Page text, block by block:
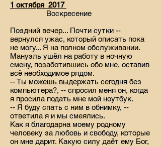
1 октября 2017
Воскресение
Поздний вечер... Почти сутки --
вернулся ужас, который описать пока
не могу... Я на полном обслуживании.
Мануэль ушёл на работу в ночную
смену, позаботившись обо мне, оставив
всё необходимое рядом.
-- Ты можешь выдержать сегодня без
компьютера?, -- спросил меня он, когда
я просила подать мне мой ноутбук.
-- Я буду спать с ним в обнимку, --
ответила я и мы смеялись.
Как я благодарна моему родному
человеку за любовь и свободу, которые
он мне дарит. Какую силу даёт ему Бог,